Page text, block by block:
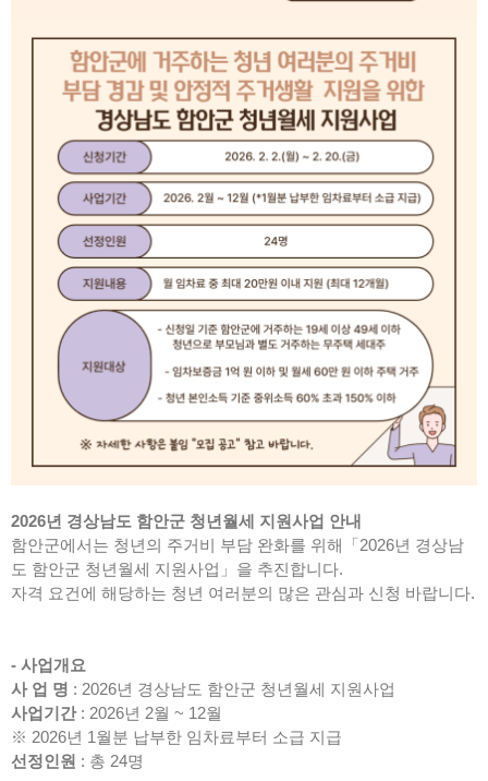
2026년 경상남도 함안군 청년월세 지원사업 안내
함안군에서는 청년의 주거비 부담 완화를 위해「2026년 경상남
도 함안군 청년월세 지원사업」을 추진합니다.
자격 요건에 해당하는 청년 여러분의 많은 관심과 신청 바랍니다.
- 사업개요
사 업 명 : 2026년 경상남도 함안군 청년월세 지원사업
사업기간: 2026년 2월 ~ 12월
※ 2026년 1월분 납부한 임차료부터 소급 지급
선정인원 : 총 24명